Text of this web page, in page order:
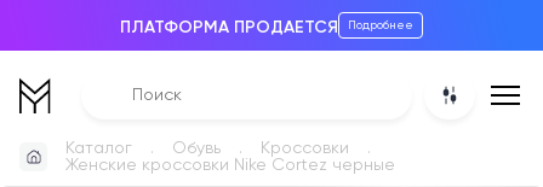
ПЛАТФОРМА ПРОДАЕТСЯ Подробнее
Каталог Обувь
Кроссовки
Женские кроссовки Nike Cortez черные